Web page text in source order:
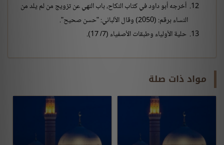
أخرجه أبو داود في كتاب النكاح، باب النهي عن تزويج من لم يلد من
النساء برقم: (2050) وقال الألباني: "حسن صحيح".
حلية الأولياء وطبقات الأصفياء (7/ 17).
مواد ذات صلة